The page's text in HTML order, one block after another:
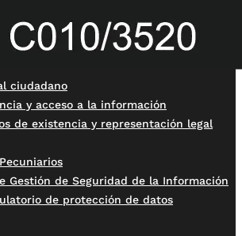
ciudadano
y acceso a la información
de existencia y representación legal
Gestión de Seguridad de la Información
de protección de datos